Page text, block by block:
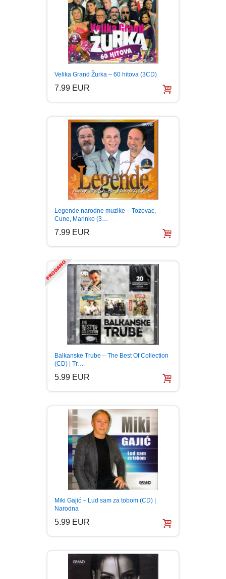
Velika Grand Žurka – 60 hitova (3CD)
7.99 EUR
Legende narodne muzike – Tozovac,
Cune, Marinko (3…
7.99 EUR
Balkanske Trube – The Best Of Collection
(CD) | Tr…
5.99 EUR
Miki Gajić – Lud sam za tobom (CD) |
Narodna
5.99 EUR